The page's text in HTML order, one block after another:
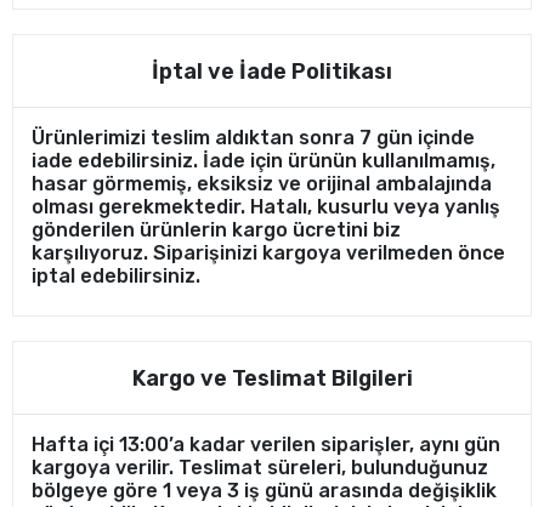
İptal ve İade Politikası
Ürünlerimizi teslim aldıktan sonra 7 gün içinde
iade edebilirsiniz. İade için ürünün kullanılmamış,
hasar görmemiş, eksiksiz ve orijinal ambalajında
olması gerekmektedir. Hatalı, kusurlu veya yanlış
gönderilen ürünlerin kargo ücretini biz
karşılıyoruz. Siparişinizi kargoya verilmeden önce
iptal edebilirsiniz.
Kargo ve Teslimat Bilgileri
Hafta içi 13:00’a kadar verilen siparişler, aynı gün
kargoya verilir. Teslimat süreleri, bulunduğunuz
bölgeye göre 1 veya 3 iş günü arasında değişiklik